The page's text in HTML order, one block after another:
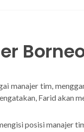
manajer tim,
Farid akan
posisi manajer